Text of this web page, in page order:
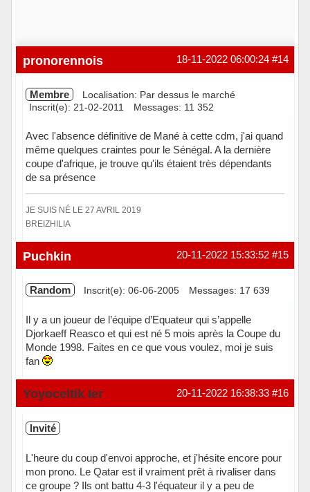
#14
18-11-2022 06:00:24
pronorennois
Membre
Localisation: Par dessus le marché
Inscrit(e): 21-02-2011
Messages: 11 352
Avec l'absence définitive de Mané à cette cdm, j'ai quand
même quelques craintes pour le Sénégal. A la dernière
coupe d'afrique, je trouve qu'ils étaient très dépendants
de sa présence
JE SUIS NÉ LE 27 AVRIL 2019
BREIZHILIA
Hors ligne #15
20-11-2022 15:33:52
Puchkin
Random Inscrit(e): 06-06-2005 Messages: 17 639
Il y a un joueur de l’équipe d’Equateur qui s’appelle
Djorkaeff Reasco et qui est né 5 mois après la Coupe du
Monde 1998. Faites en ce que vous voulez, moi je suis
fan
Hors ligne #16
20-11-2022 16:38:33
Yoyoceltik Ier
Invité
L'heure du coup d'envoi approche, et j'hésite encore pour
mon prono. Le Qatar est il vraiment prêt à rivaliser dans
ce groupe ? Ils ont battu 4-3 l'équateur il y a peu de